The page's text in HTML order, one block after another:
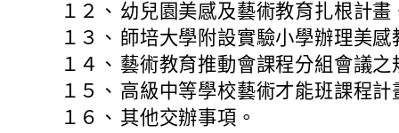
１２、 幼兒園美感及藝術教育扎根計畫
１３、 師培大學附設實驗小學辦理美
１４、 藝術教育推動會課程分組會議之
１５、 高級中等學校藝術才能班課程
１６、 其他交辦事項。